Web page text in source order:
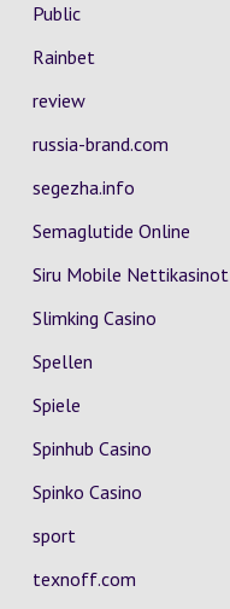
Public
Rainbet
review
russia-brand.com
segezha.info
Semaglutide Online
Siru Mobile Nettikasinot
Slimking Casino
Spellen
Spiele
Spinhub Casino
Spinko Casino
sport
texnoff.com